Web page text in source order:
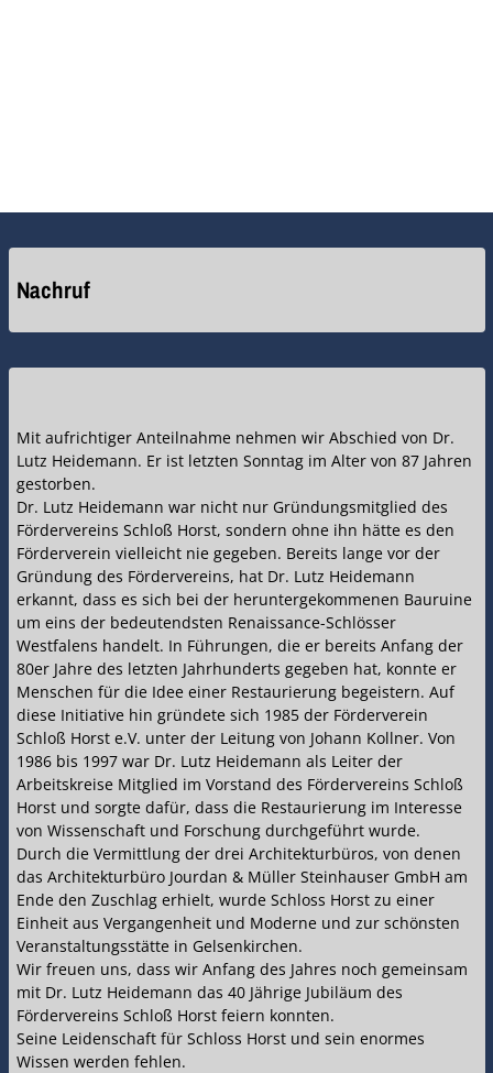
Nachruf
Mit aufrichtiger Anteilnahme nehmen wir Abschied von Dr.
Lutz Heidemann. Er ist letzten Sonntag im Alter von 87 Jahren
gestorben.
Dr. Lutz Heidemann war nicht nur Gründungsmitglied des
Fördervereins Schloß Horst, sondern ohne ihn hätte es den
Förderverein vielleicht nie gegeben. Bereits lange vor der
Gründung des Fördervereins, hat Dr. Lutz Heidemann
erkannt, dass es sich bei der heruntergekommenen Bauruine
um eins der bedeutendsten Renaissance-Schlösser
Westfalens handelt. In Führungen, die er bereits Anfang der
80er Jahre des letzten Jahrhunderts gegeben hat, konnte er
Menschen für die Idee einer Restaurierung begeistern. Auf
diese Initiative hin gründete sich 1985 der Förderverein
Schloß Horst e.V. unter der Leitung von Johann Kollner. Von
1986 bis 1997 war Dr. Lutz Heidemann als Leiter der
Arbeitskreise Mitglied im Vorstand des Fördervereins Schloß
Horst und sorgte dafür, dass die Restaurierung im Interesse
von Wissenschaft und Forschung durchgeführt wurde.
Durch die Vermittlung der drei Architekturbüros, von denen
das Architekturbüro Jourdan & Müller Steinhauser GmbH am
Ende den Zuschlag erhielt, wurde Schloss Horst zu einer
Einheit aus Vergangenheit und Moderne und zur schönsten
Veranstaltungsstätte in Gelsenkirchen.
Wir freuen uns, dass wir Anfang des Jahres noch gemeinsam
mit Dr. Lutz Heidemann das 40 Jährige Jubiläum des
Fördervereins Schloß Horst feiern konnten.
Seine Leidenschaft für Schloss Horst und sein enormes
Wissen werden fehlen.